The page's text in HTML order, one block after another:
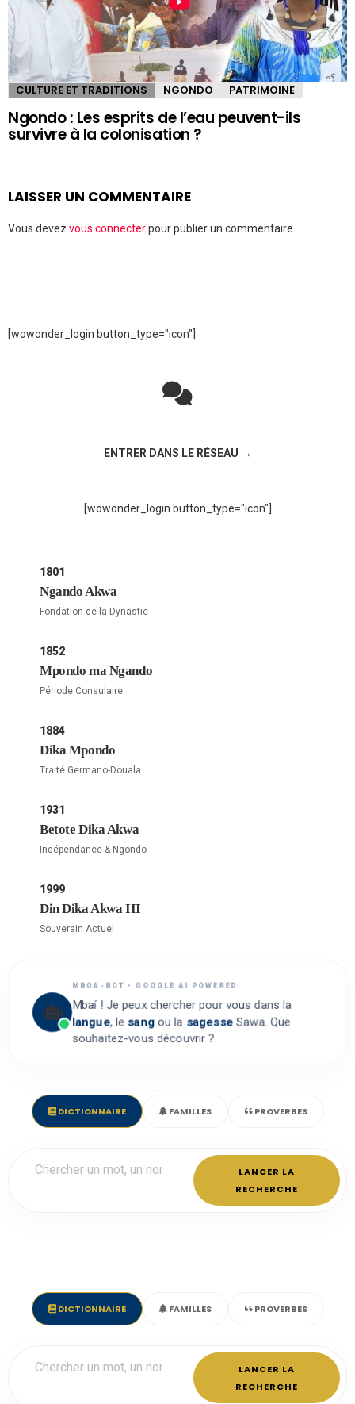
CULTURE ET TRADITIONS NGONDO PATRIMOINE
Ngondo : Les esprits de l’eau peuvent-ils
survivre à la colonisation ?
LAISSER UN COMMENTAIRE
Vous devez vous connecterpour publier un commentaire.
[wowonder_login button_type="icon"]
ENTRER DANS LE RÉSEAU →
[wowonder_login button_type="icon"]
1801
Ngando Akwa
Fondation de la Dynastie
1852
Mpondo ma Ngando
Période Consulaire
1884
Dika Mpondo
Traité Germano-Douala
1931
Betote Dika Akwa
Indépendance & Ngondo
1999
Din Dika Akwa III
Souverain Actuel
MBOA-BOT • GOOGLE AI POWERED
Mbaí ! Je peux chercher pour vous dans la
langue, le sangou la sagesse Sawa. Que
souhaitez-vous découvrir ?
DICTIONNAIRE FAMILLES PROVERBES
LANCER LA
RECHERCHE
DICTIONNAIRE FAMILLES PROVERBES
LANCER LA
RECHERCHE